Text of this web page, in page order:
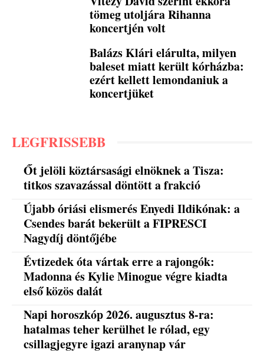
tömeg utoljára Rihanna
koncertjén volt
Balázs Klári elárulta, milyen
baleset miatt került kórházba:
ezért kellett lemondaniuk a
koncertjüket
LEGFRISSEBB
Őt jelöli köztársasági elnöknek a Tisza:
titkos szavazással döntött a frakció
Újabb óriási elismerés Enyedi Ildikónak: a
Csendes barát bekerült a FIPRESCI
Nagydíj döntőjébe
Évtizedek óta vártak erre a rajongók:
Madonna és Kylie Minogue végre kiadta
első közös dalát
Napi horoszkóp 2026. augusztus 8-ra:
hatalmas teher kerülhet le rólad, egy
csillagjegyre igazi aranynap vár